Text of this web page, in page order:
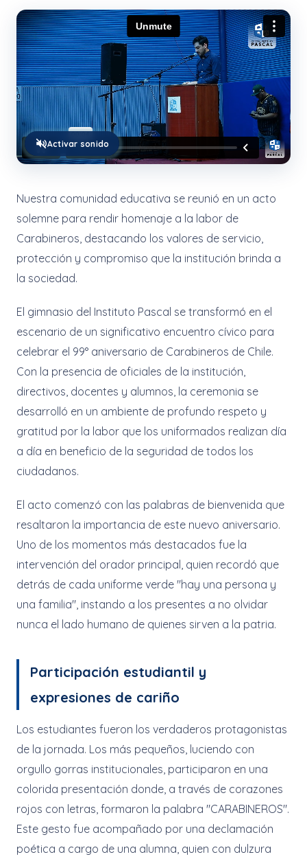
Activar sonido
Nuestra comunidad educativa se reunió en un acto
solemne para rendir homenaje a la labor de
Carabineros, destacando los valores de servicio,
protección y compromiso que la institución brinda a
la sociedad.
El gimnasio del Instituto Pascal se transformó en el
escenario de un significativo encuentro cívico para
celebrar el 99° aniversario de Carabineros de Chile.
Con la presencia de oficiales de la institución,
directivos, docentes y alumnos, la ceremonia se
desarrolló en un ambiente de profundo respeto y
gratitud por la labor que los uniformados realizan día
a día en beneficio de la seguridad de todos los
ciudadanos.
El acto comenzó con las palabras de bienvenida que
resaltaron la importancia de este nuevo aniversario.
Uno de los momentos más destacados fue la
intervención del orador principal, quien recordó que
detrás de cada uniforme verde "hay una persona y
una familia", instando a los presentes a no olvidar
nunca el lado humano de quienes sirven a la patria.
Participación estudiantil y
expresiones de cariño
Los estudiantes fueron los verdaderos protagonistas
de la jornada. Los más pequeños, luciendo con
orgullo gorras institucionales, participaron en una
colorida presentación donde, a través de corazones
rojos con letras, formaron la palabra "CARABINEROS".
Este gesto fue acompañado por una declamación
poética a cargo de una alumna, quien con dulzura